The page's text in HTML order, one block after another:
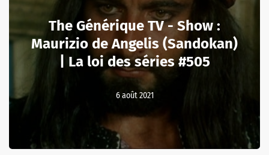
The Générique TV - Show :
Maurizio de Angelis (Sandokan)
| La loi des séries #505
6 août 2021